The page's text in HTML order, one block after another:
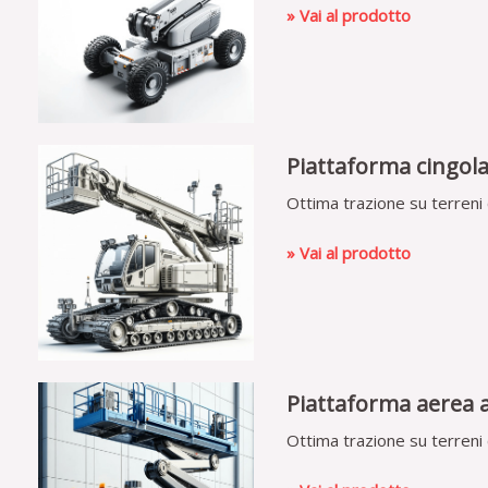
» Vai al prodotto
Piattaforma
Ottima trazione su terreni
» Vai al prodotto
Piattaforma aerea
Ottima trazione su terreni